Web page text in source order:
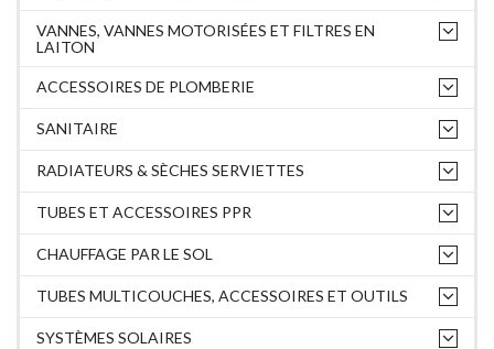
VANNES, VANNES MOTORISÉES ET FILTRES EN
LAITON
ACCESSOIRES DE PLOMBERIE
SANITAIRE
RADIATEURS & SÈCHES SERVIETTES
TUBES ET ACCESSOIRES PPR
CHAUFFAGE PAR LE SOL
TUBES MULTICOUCHES, ACCESSOIRES ET OUTILS
SYSTÈMES SOLAIRES